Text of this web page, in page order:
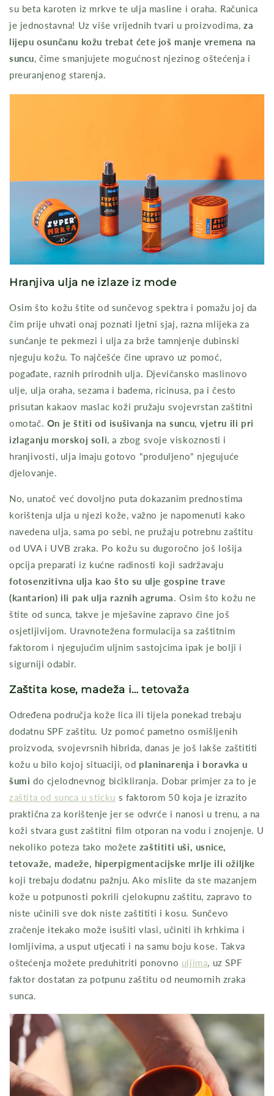
su beta karoten iz mrkve te ulja masline i oraha. Računica
je jednostavna! Uz više vrijednih tvari u proizvodima,za
lijepu osunčanu kožu trebat ćete još manje vremena na
suncu, čime smanjujete mogućnost njezinog oštećenja i
preuranjenog starenja.
Hranjiva ulja ne izlaze iz mode
Osim što kožu štite od sunčevog spektra i pomažu joj da
čim prije uhvati onaj poznati ljetni sjaj, razna mlijeka za
sunčanje te pekmezi i ulja za brže tamnjenje dubinski
njeguju kožu. To najčešće čine upravo uz pomoć,
pogađate, raznih prirodnih ulja. Djevičansko maslinovo
ulje, ulja oraha, sezama i badema, ricinusa, pa i često
prisutan kakaov maslac koži pružaju svojevrstan zaštitni
omotač. On je štiti od isušivanja na suncu, vjetru ili pri
izlaganju morskoj soli , a zbog svoje viskoznosti i
hranjivosti, ulja imaju gotovo "produljeno" njegujuće
djelovanje.
No, unatoč već dovoljno puta dokazanim prednostima
korištenja ulja u njezi kože, važno je napomenuti kako
navedena ulja, sama po sebi, ne pružaju potrebnu zaštitu
od UVA i UVB zraka. Po kožu su dugoročno još lošija
opcija preparati iz kućne radinosti koji sadržavaju
fotosenzitivna ulja kao što su ulje gospine trave
(kantarion) ili pak ulja raznih agruma
. Osim što kožu ne
štite od sunca, takve je mješavine zapravo čine još
osjetljivijom. Uravnotežena formulacija sa zaštitnim
faktorom i njegujućim uljnim sastojcima ipak je bolji i
sigurniji odabir.
Zaštita kose, madeža i… tetovaža
Određena područja kože lica ili tijela ponekad trebaju
dodatnu SPF zaštitu. Uz pomoć pametno osmišljenih
proizvoda, svojevrsnih hibrida, danas je još lakše zaštititi
kožu u bilo kojoj situaciji, od planinarenja i boravka u
šumi do cjelodnevnog bicikliranja. Dobar primjer za to je
zaštita od sunca u sticku s faktorom 50 koja je izrazito
praktična za korištenje jer se odvrće i nanosi u trenu, a na
koži stvara gust zaštitni film otporan na vodu i znojenje. U
nekoliko poteza tako možete zaštititi uši, usnice,
tetovaže, madeže, hiperpigmentacijske mrlje ili ožiljke
koji trebaju dodatnu pažnju. Ako mislite da ste mazanjem
kože u potpunosti pokrili cjelokupnu zaštitu, zapravo to
niste učinili sve dok niste zaštititi i kosu. Sunčevo
zračenje itekako može isušiti vlasi, učiniti ih krhkima i
lomljivima, a usput utjecati i na samu boju kose. Takva
oštećenja možete preduhitriti ponovno uljima , uz SPF
faktor dostatan za potpunu zaštitu od neumornih zraka
sunca.